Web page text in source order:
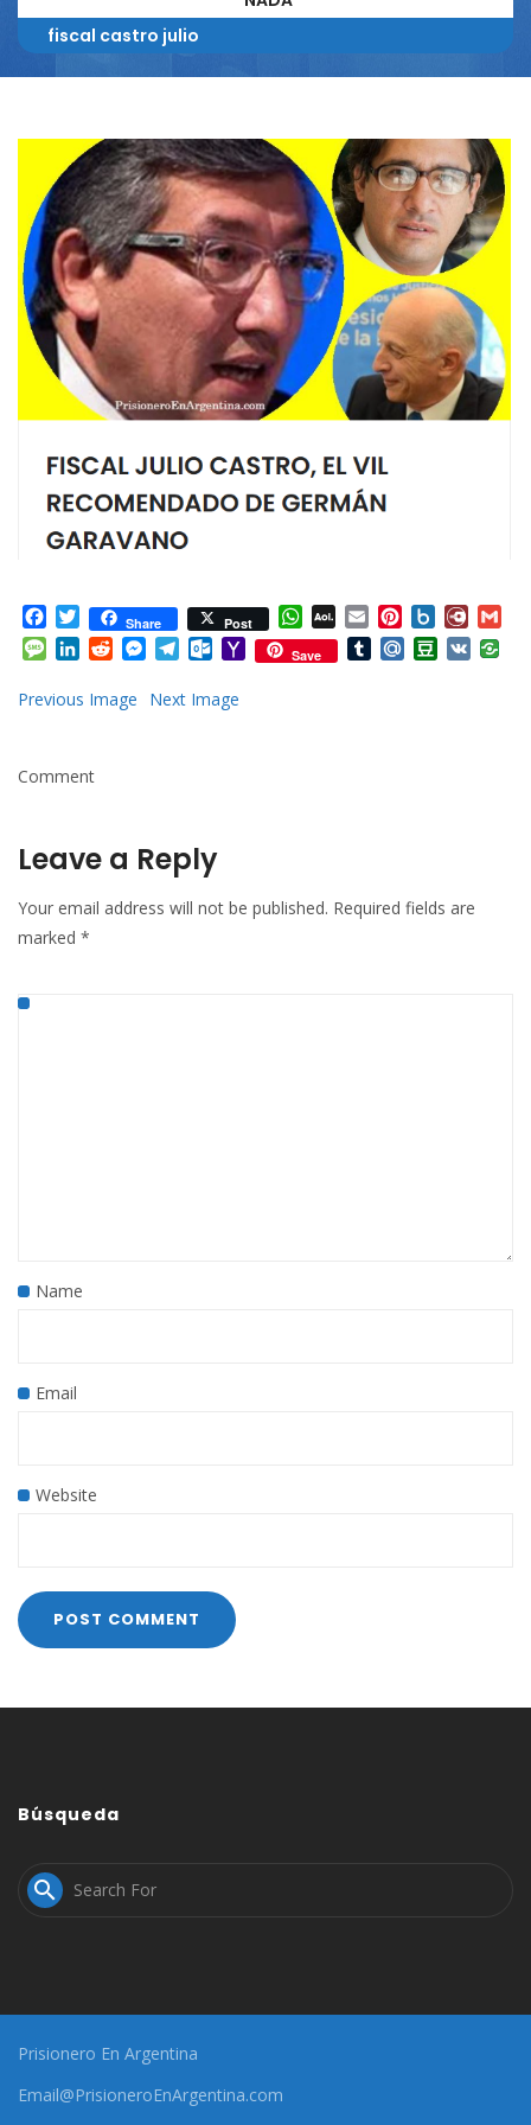
fiscal castro julio
Facebook
TwitterShare Post WhatsApp
AOL
Mail
Email Pinterest
Box.net
Message
LinkedIn
RedditMessenger
Telegram
Outlook.com
Yahoo
Mail
Save TumblrMail.RuDouban
VK
Previous Image Next Image
Comment
Leave a Reply
Your email address will not be published. Required fields are
marked *
Name
Email
Website
Búsqueda

Prisionero En Argentina
Email@PrisioneroEnArgentina.com